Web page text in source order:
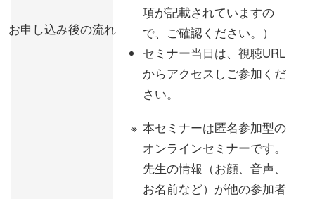
お申し込み後の流れ
項が記載されていますの
で、ご確認ください。）
セミナー当日は、視聴URL
からアクセスしご参加くだ
さい。
本セミナーは匿名参加型の
オンラインセミナーです。
先生の情報（お顔、音声、
お名前など）が他の参加者